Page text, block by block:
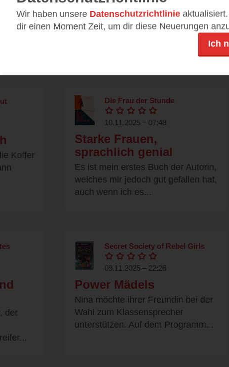
nun
Hannah lebt ein erfolgreiches
Großstadtleben - Beruf, Karriere,
Deadlines, Optimierung, usw…
Koffer
Die Frau der Stunde
10.11.2025 – 07:48
Starke Frauen,
sprachlich genial
Es ist mein erstes Buch der Autorin,
welches mir jedoch gut gefallen hat,
auch wenn ich es...
der
Secret Society of Rebel Girls
09.11.2025 – 22:26
Power Mädels
Nina möchte ihrer Freundin bei der
Wahl zum Klassensprecher
unterstützen. Auf dem Programm...
Wir haben unsere Datenschutzrichtlinie
dir einen Moment Zeit, um dir diese Neuerungen
Ich